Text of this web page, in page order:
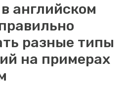
английском
разные типы
на примерах